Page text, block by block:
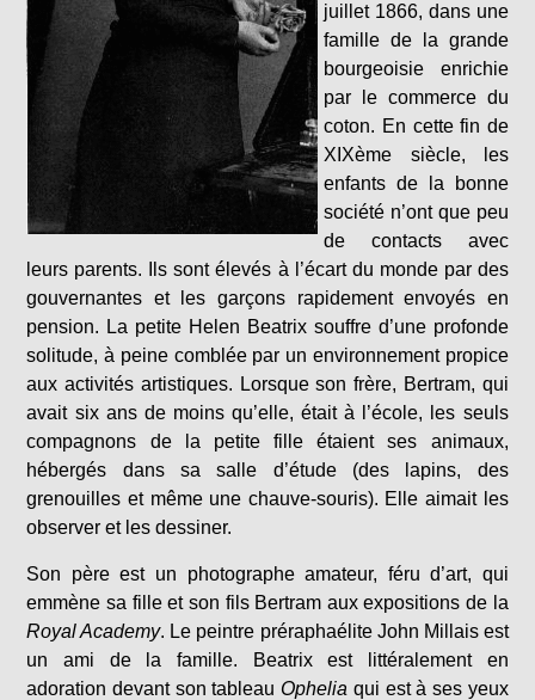
juillet 1866, dans une
famille de la grande
bourgeoisie enrichie
par le commerce du
coton. En cette fin de
XIXème siècle, les
enfants de la bonne
société n’ont que peu
de contacts avec
leurs parents. Ils sont élevés à l’écart du monde par des
gouvernantes et les garçons rapidement envoyés en
pension. La petite Helen Beatrix souffre d’une profonde
solitude, à peine comblée par un environnement propice
aux activités artistiques. Lorsque son frère, Bertram, qui
avait six ans de moins qu’elle, était à l’école, les seuls
compagnons de la petite fille étaient ses animaux,
hébergés dans sa salle d’étude (des lapins, des
grenouilles et même une chauve-souris). Elle aimait les
observer et les dessiner.
Son père est un photographe amateur, féru d’art, qui
emmène sa fille et son fils Bertram aux expositions de la
Royal Academy. Le peintre préraphaélite John Millais est
un ami de la famille. Beatrix est littéralement en
adoration devant son tableau Ophelia qui est à ses yeux